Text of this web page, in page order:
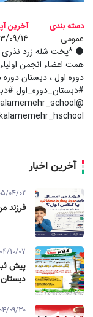
دسته بندی
عمومی
آخرین
09/14
⚫ *پخت شله زرد نذری
همت اعضاء انجمن
دوره اول ، دبستان
#دبستان_دوره_اول
آخرین اخبار
04/02
فرزند
10/07
پیش
دبستان
09/30